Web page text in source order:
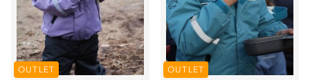
OUTLET OUTLET